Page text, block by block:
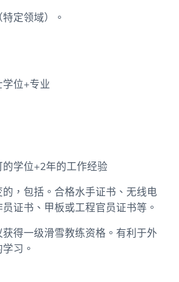
定领域）。
学位+专业
的学位+2年的工作经验
的，包括。合格水手证书、无线电
证书、甲板或工程官员证书等。
获得一级滑雪教练资格。有利于外
习。